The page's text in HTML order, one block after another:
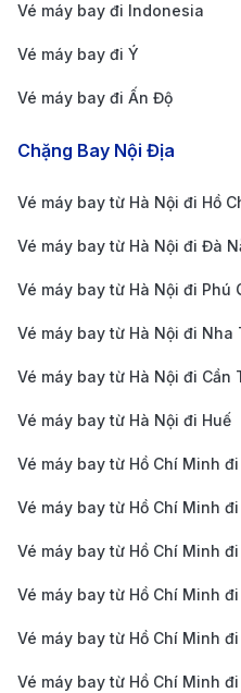
nhấp một ngụm rượu
cảm nhận được phong
ăn uống, trò chuyện và
Song song với vẻ đẹp và
gian nuôi dưỡng tâm hồn
khu phố nghệ thuật luôn
không giới hạn. Âm nhạc
thời trang hiện diện trong
mặc của người dân, tất cả
là nơi để cảm, để yêu và
phai.
Bên cạnh đó, Paris còn
thường nhưng đầy cuốn
lang thang trong công
khắc ngồi lặng im ngắm
thành kỷ niệm đáng nhớ.
Vé máy bay đi Indonesia
Vé máy bay đi Ý
Vé máy bay đi Ấn Độ
Chặng Bay Nội Địa
Vé máy bay từ Hà Nội đi Hồ
Vé máy bay từ Hà Nội đi Đà
Vé máy bay từ Hà Nội đi Phú
Vé máy bay từ Hà Nội đi Nha
Vé máy bay từ Hà Nội đi Cần
Vé máy bay từ Hà Nội đi Huế
Vé máy bay từ Hồ Chí Minh đi
Vé máy bay từ Hồ Chí Minh
Vé máy bay từ Hồ Chí Minh
Vé máy bay từ Hồ Chí Minh
Vé máy bay từ Hồ Chí Minh
Vé máy bay từ Hồ Chí Minh đi